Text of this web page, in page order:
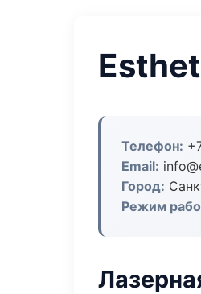
Телефон:
Email:
Город:
Режим